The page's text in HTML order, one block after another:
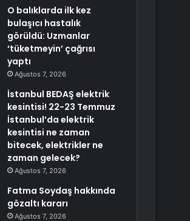
O balıklarda ilk kez
bulaşıcı hastalık
görüldü: Uzmanlar
‘tüketmeyin’ çağrısı
yaptı
Ağustos 7, 2026
İstanbul BEDAŞ elektrik
kesintisi! 22-23 Temmuz
İstanbul’da elektrik
kesintisi ne zaman
bitecek, elektrikler ne
zaman gelecek?
Ağustos 7, 2026
Fatma Soydaş hakkında
gözaltı kararı
Ağustos 7, 2026